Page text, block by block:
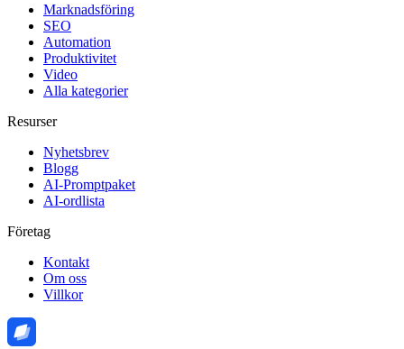
Marknadsföring
SEO
Automation
Produktivitet
Video
Alla kategorier
Resurser
Nyhetsbrev
Blogg
AI-Promptpaket
AI-ordlista
Företag
Kontakt
Om oss
Villkor